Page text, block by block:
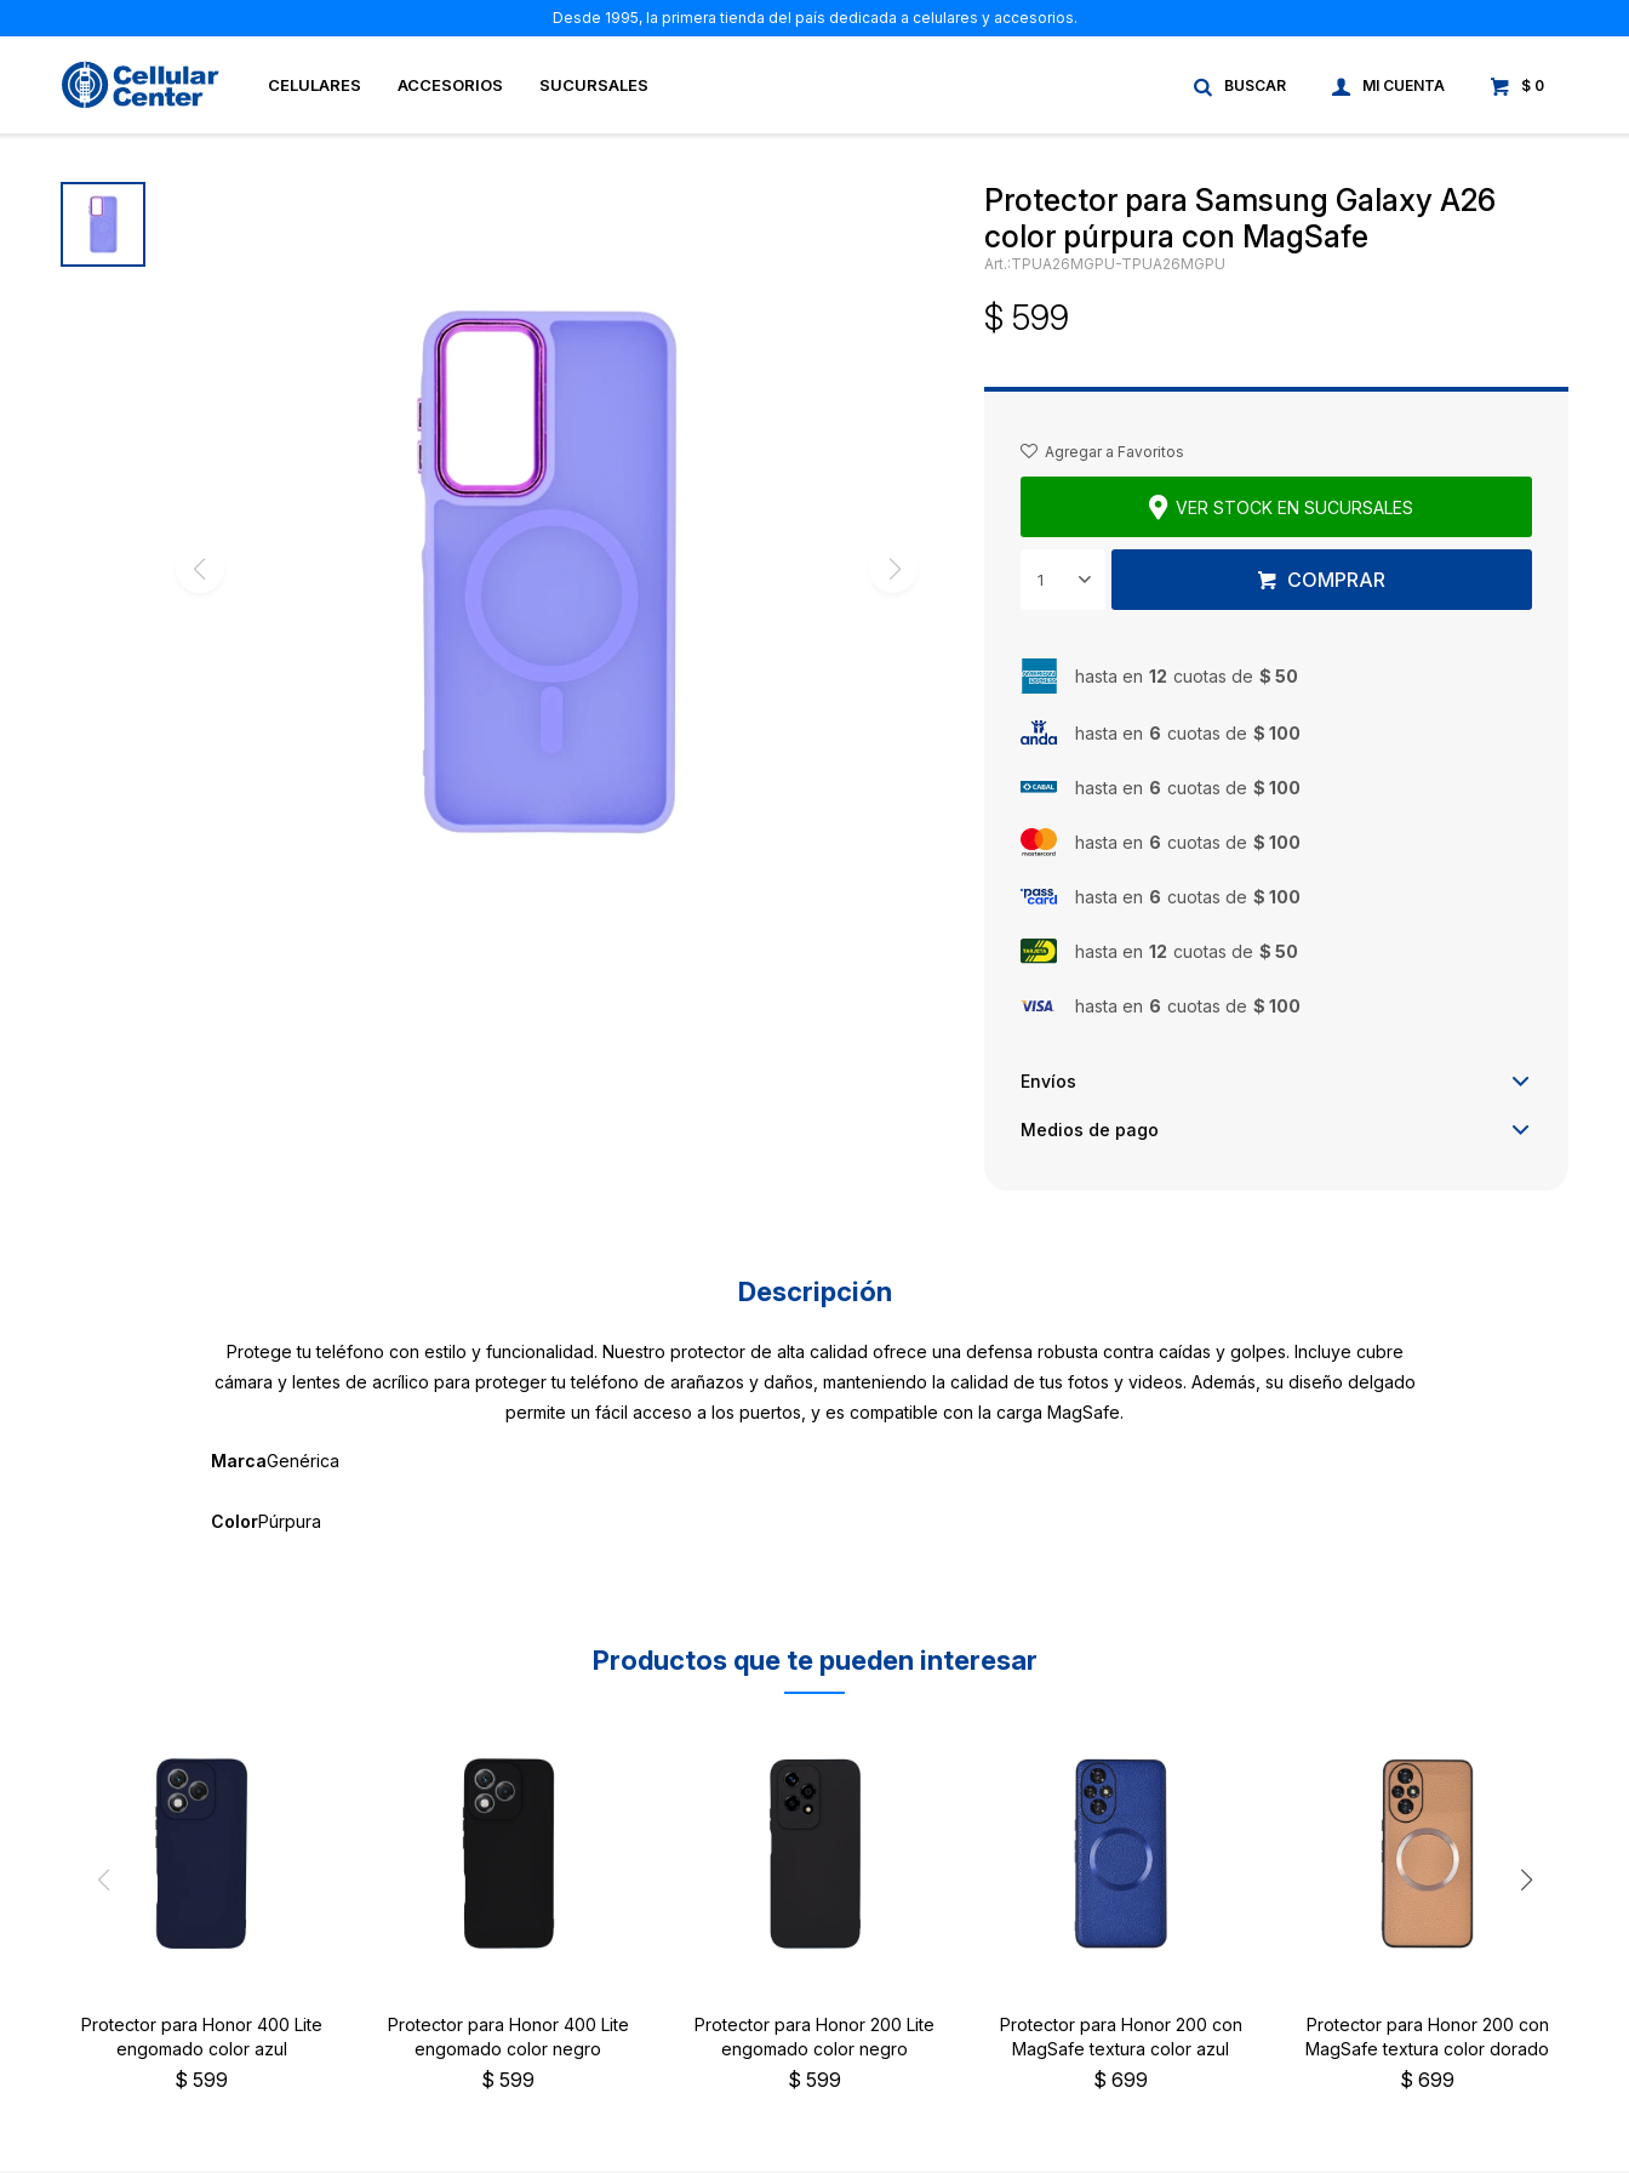
CELULARES ACCESORIOS SUCURSALES $ 0
Desde 1995, la primera tienda del país dedicada a celulares y accesorios.
Protector para Samsung Galaxy A26
color púrpura con MagSafe
TPUA26MGPU-TPUA26MGPU
$ 599
VER STOCK EN SUCURSALES
1 COMPRAR
hasta en 12 cuotas de $ 50
hasta en 6 cuotas de $ 100
hasta en 6 cuotas de $ 100
hasta en 6 cuotas de $ 100
hasta en 6 cuotas de $ 100
hasta en 12 cuotas de $ 50
hasta en 6 cuotas de $ 100
Envíos
Medios de pago
Descripción
Protege tu teléfono con estilo y funcionalidad. Nuestro protector de alta calidad ofrece una defensa robusta contra caídas y golpes. Incluye cubre
cámara y lentes de acrílico para proteger tu teléfono de arañazos y daños, manteniendo la calidad de tus fotos y videos. Además, su diseño delgado
permite un fácil acceso a los puertos, y es compatible con la carga MagSafe.
MarcaGenérica
ColorPúrpura
Productos que te pueden interesar
Protector para Honor 400 Lite
engomado color azul
$ 599
Protector para Honor 400 Lite
engomado color negro
$ 599
Protector para Honor 200 Lite
engomado color negro
$ 599
Protector para Honor 200 con
MagSafe textura color azul
$ 699
Protector para Honor 200 con
MagSafe textura color dorado
$ 699